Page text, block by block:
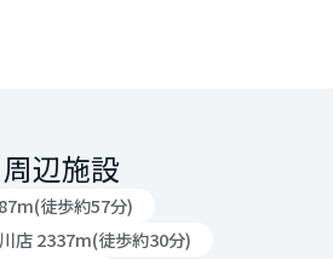
周辺施設
徒歩約57分)
店 2337m(徒歩約30分)